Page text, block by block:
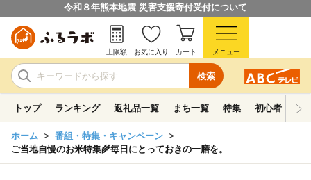
令和８年熊本地震 災害支援寄付受付について
検索
上限額 お気に入り カート メニュー
トップ ランキング 返礼品一覧 まち一覧 特集 初心者ガイド
ホーム
番組・特集・キャンペーン
ご当地自慢のお米特集🌾毎日にとっておきの一膳を。